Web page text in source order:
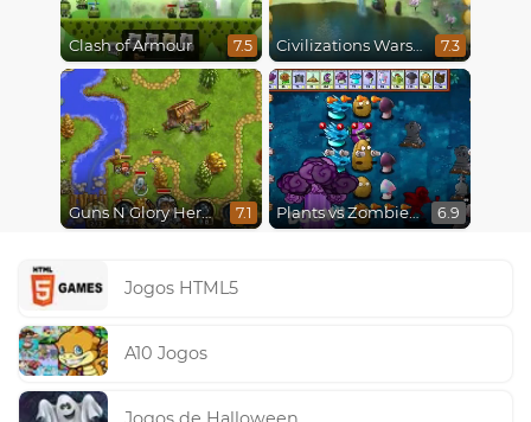
Clash of Armour 7.5 Civilizations Wars Master Edition 7.3
Guns N Glory Heroes 7.1 Plants vs Zombies Fusion Mode 6.9
Jogos HTML5
A10 Jogos